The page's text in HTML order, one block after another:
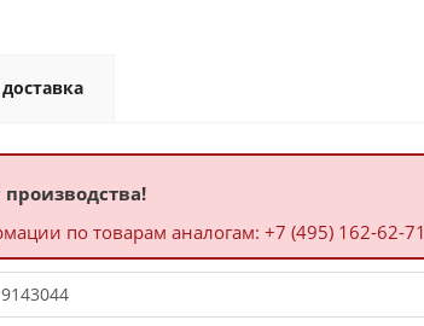
по товарам аналогам: +7 (495) 162-62-71
9143044